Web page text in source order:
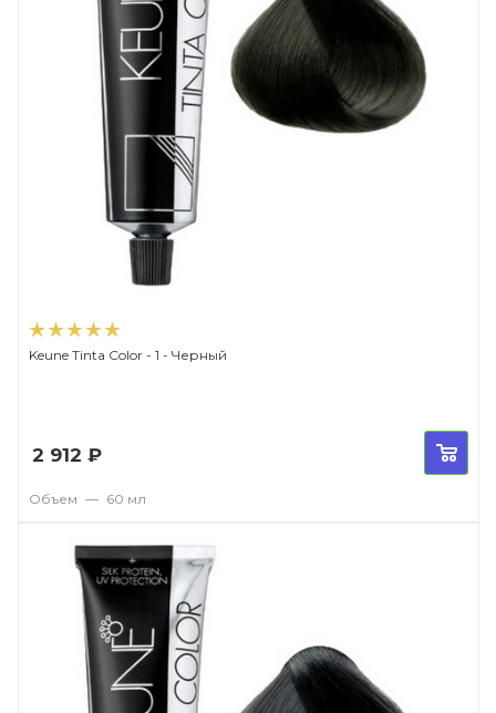
Keune Tinta Color - 1 - Черный
2 912 ₽
Объем — 60 мл